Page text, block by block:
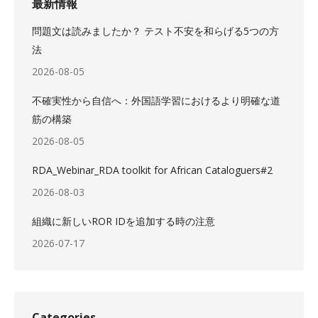
最新情報
問題文は読みましたか？ テスト不安を和らげる5つの方
法
2026-08-05
不確実性から自信へ：外国語学習におけるより明確な道
筋の構築
2026-08-05
RDA_Webinar_RDA toolkit for African Cataloguers#2
2026-08-03
組織に新しいROR IDを追加する時の注意
2026-07-17